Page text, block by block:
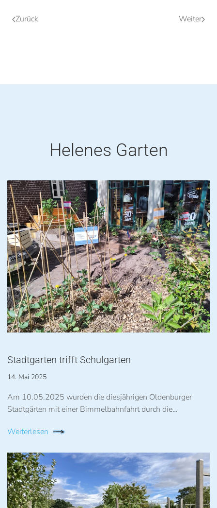
Zurück Weiter
Helenes Garten
Stadtgarten trifft Schulgarten
14. Mai 2025
Am 10.05.2025 wurden die diesjährigen Oldenburger
Stadtgärten mit einer Bimmelbahnfahrt durch die…
Weiterlesen